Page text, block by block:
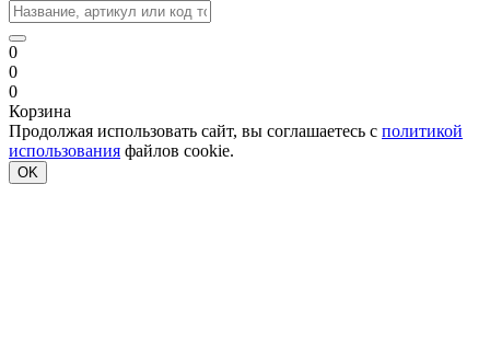
0
0
0
Корзина
Продолжая использовать сайт, вы соглашаетесь с политикой
использования файлов cookie.
OK